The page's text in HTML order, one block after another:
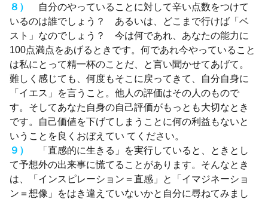
８）
自分のやっていることに対して辛い点数をつけて
いるのは誰でしょう？ あるいは、どこまで行けば「ベ
スト」なのでしょう？ 今は何であれ、あなたの能力に
100点満点をあげるときです。何であれ今やっていること
は私にとって精一杯のことだ、と言い聞かせてあげて。
難しく感じても、何度もそこに戻ってきて、自分自身に
「イエス」を言うこと。他人の評価はその人のもので
す。そしてあなた自身の自己評価がもっとも大切なとき
です。自己価値を下げてしまうことに何の利益もないと
いうことを良くおぼえてい てください。
９）
「直感的に生きる」を実行していると、ときとし
て予想外の出来事に慌てることがあります。そんなとき
は、「インスピレーション＝直感」と「イマジネーショ
ン＝想像」をはき違えていないかと自分に尋ねてみまし